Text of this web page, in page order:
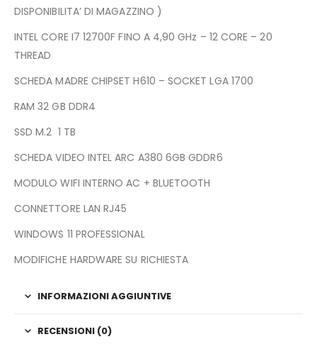
DISPONIBILITA’ DI MAGAZZINO )
INTEL CORE I7 12700F FINO A 4,90 GHz – 12 CORE – 20
THREAD
SCHEDA MADRE CHIPSET H610 – SOCKET LGA 1700
RAM 32 GB DDR4
SSD M.2 1 TB
SCHEDA VIDEO INTEL ARC A380 6GB GDDR6
MODULO WIFI INTERNO AC + BLUETOOTH
CONNETTORE LAN RJ45
WINDOWS 11 PROFESSIONAL
MODIFICHE HARDWARE SU RICHIESTA
INFORMAZIONI AGGIUNTIVE
RECENSIONI (0)